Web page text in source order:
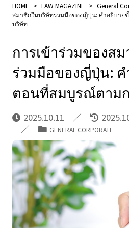
HOME > LAW MAGAZINE > General
สมาชิกในบริษัทร่วมมือของญี่ปุ่น: คําอธิบา
บริษัท
การเข้าร่วมของส
ร่วมมือของญี่ปุ่น:
ตอนที่สมบูรณ์ตาม
2025.10.11
GENERAL CORPORATE